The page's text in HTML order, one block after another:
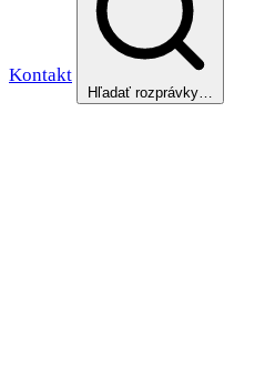
Kontakt
Hľadať rozprávky…